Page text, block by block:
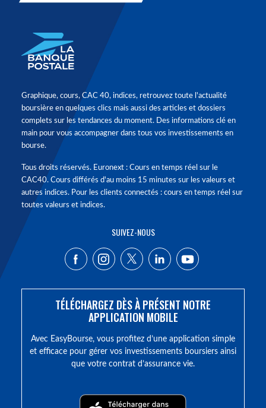
Graphique, cours, CAC 40, indices, retrouvez toute l'actualité
boursière en quelques clics mais aussi des articles et dossiers
complets sur les tendances du moment. Des informations clé en
main pour vous accompagner dans tous vos investissements en
bourse.
Tous droits réservés. Euronext : Cours en temps réel sur le
CAC40. Cours différés d'au moins 15 minutes sur les valeurs et
autres indices. Pour les clients connectés : cours en temps réel sur
toutes valeurs et indices.
SUIVEZ-NOUS
TÉLÉCHARGEZ DÈS À PRÉSENT NOTRE
APPLICATION MOBILE
Avec EasyBourse, vous profitez d’une application simple
et efficace pour gérer vos investissements boursiers ainsi
que votre contrat d’assurance vie.